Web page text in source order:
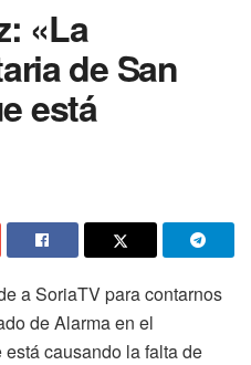
«La
de San
está
a SoriaTV para contarnos
de Alarma en el
causando la falta de